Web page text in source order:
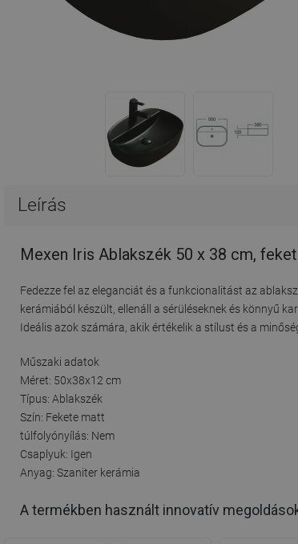
Leírás
Mexen Iris Ablakszék 50 x 38 cm,
Fedezze fel az eleganciát és a funkcionalitást az
kerámiából készült, ellenáll a sérüléseknek és könnyű
Ideális azok számára, akik értékelik a stílust és a
Műszaki adatok
Méret: 50x38x12 cm
Típus: Ablakszék
Szín: Fekete matt
túlfolyónyílás: Nem
Csaplyuk: Igen
Anyag: Szaniter kerámia
A termékben használt innovatív